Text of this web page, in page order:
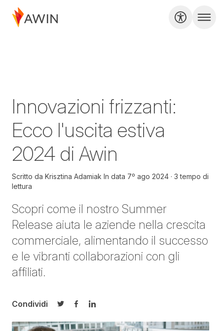
Innovazioni frizzanti:
Ecco l'uscita estiva
2024 di Awin
Scritto da Krisztina Adamiak In data 7º ago 2024
3 tempo di
lettura
Scopri come il nostro Summer
Release aiuta le aziende nella crescita
commerciale, alimentando il successo
e le vibranti collaborazioni con gli
affiliati.
Condividi
Condividi su Twitter
Condividi su Facebook
Condividi su LinkedIn